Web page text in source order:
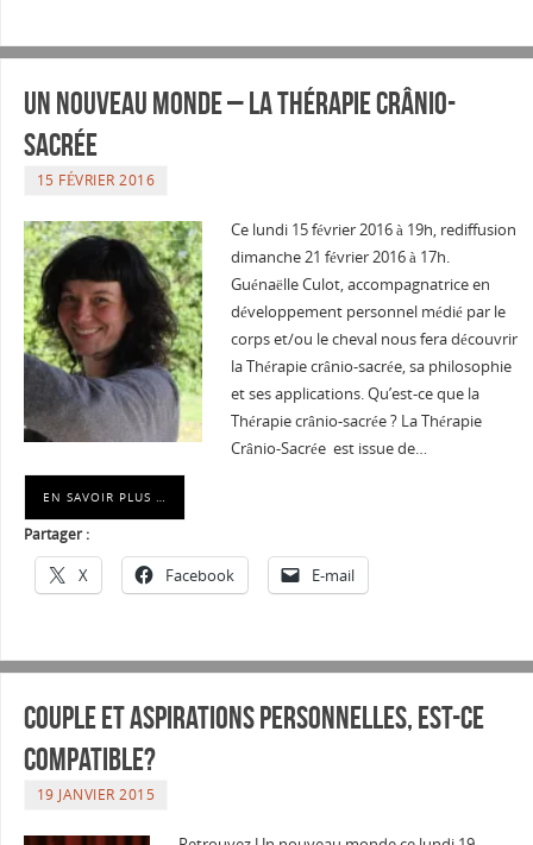
Un nouveau monde – La Thérapie crânio-
sacrée
15 FÉVRIER 2016
Ce lundi 15 février 2016 à 19h, rediffusion
dimanche 21 février 2016 à 17h.
Guénaëlle Culot, accompagnatrice en
développement personnel médié par le
corps et/ou le cheval nous fera découvrir
la Thérapie crânio-sacrée, sa philosophie
et ses applications. Qu’est-ce que la
Thérapie crânio-sacrée ? La Thérapie
Crânio-Sacrée est issue de…
EN SAVOIR PLUS …
Partager :
X Facebook E-mail
Couple et aspirations personnelles, est-ce
compatible?
19 JANVIER 2015